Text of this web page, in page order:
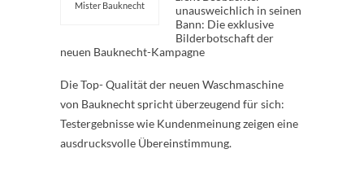
Mister Bauknecht
unausweichlich in seinen
Bann: Die exklusive
Bilderbotschaft der
neuen Bauknecht-Kampagne
Die Top- Qualität der neuen Waschmaschine
von Bauknecht spricht überzeugend für sich:
Testergebnisse wie Kundenmeinung zeigen eine
ausdrucksvolle Übereinstimmung.